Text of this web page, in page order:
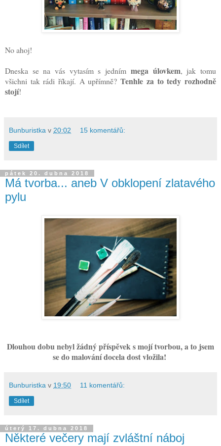
No ahoj!
Dneska se na vás vytasím s jedním mega úlovkem, jak tomu
všichni tak rádi říkají. A upřímně?Tenhle za to tedy rozhodně
stojí!
Bunburistka v 20:02 15 komentářů:
Sdílet
pátek 20. dubna 2018
Má tvorba... aneb V obklopení zlatavého
pylu
Dlouhou dobu nebyl žádný příspěvek s mojí tvorbou, a to jsem
se do malování docela dost vložila!
Bunburistka v 19:50 11 komentářů:
Sdílet
úterý 17. dubna 2018
Některé večery mají zvláštní náboj